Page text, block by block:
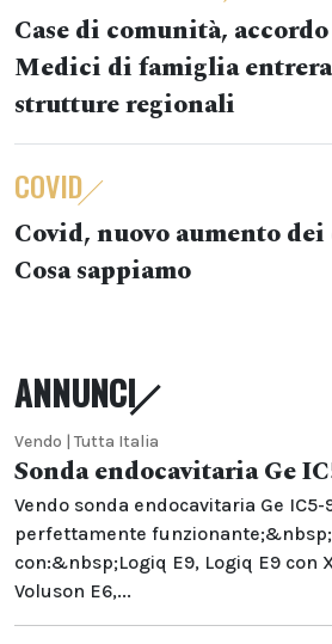
Case di comunità,
Medici di famiglia
strutture regionali
COVID
Covid, nuovo aumento
Cosa sappiamo
ANNUNCI
Vendo | Tutta Italia
Sonda endocavitaria Ge
Vendo sonda endocavitaria Ge
perfettamente
con:&nbsp;Logiq E9, Logiq E9 con
Voluson E6,...